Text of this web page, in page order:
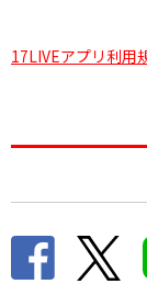
17LIVEアプリ利用